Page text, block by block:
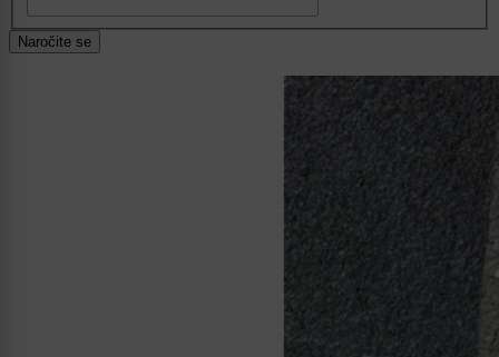
Naročite se